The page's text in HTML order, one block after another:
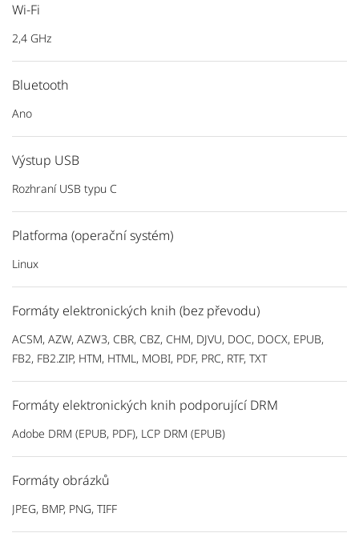
Wi-Fi
2,4 GHz
Bluetooth
Ano
Výstup USB
Rozhraní USB typu C
Platforma (operační systém)
Linux
Formáty elektronických knih (bez převodu)
ACSM, AZW, AZW3, CBR, CBZ, CHM, DJVU, DOC, DOCX, EPUB,
FB2, FB2.ZIP, HTM, HTML, MOBI, PDF, PRC, RTF, TXT
Formáty elektronických knih podporující DRM
Adobe DRM (EPUB, PDF), LCP DRM (EPUB)
Formáty obrázků
JPEG, BMP, PNG, TIFF